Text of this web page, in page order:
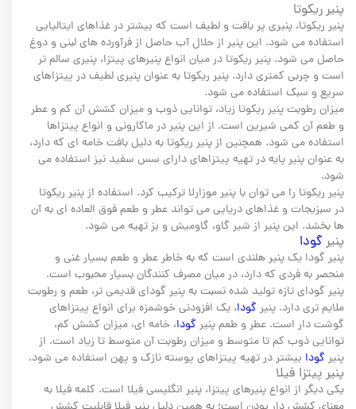
پنیر ریکوتا
پنیر ریکوتا، پنیری پر بافت و لطیف است که بیشتر در غذاهای ایتالیایی
استفاده می شود. این پنیر از حلال آب حاصل از فرآورده های لبنی و دوغ
حاصل می شود. پنیر ریکوتا در میان انواع پنیرهای پیتزا، پنیری سالم تر
است و چربی کمتری دارد. پنیر ریکوتا به عنوان پنیری لطیف در پیتزاهای
سریع و سبک استفاده می شود.
میزان رطوبت پنیر ریکوتا زیاد، توانایی ذوب و میزان کشش آن کم و عطر
و طعم آن کمی شیرین است. از این پنیر در ماکارونی و انواع پیتزاها
استفاده می شود. همچنین از پنیر ریکوتا به دلیل بافت خامه ای که دارد،
به عنوان پنیر پایه در تهیه پیتزاهای دارای سس سفید نیز استفاده می
شود.
پنیر ریکوتا را می توان با پنیر موزارلا ترکیب کرد. استفاده از پنیر ریکوتا
در سبزیجات و غذاهای دریایی می تواند عطر و طعم فوق العاده ای به آن
ها بخشد. این پنیر از شیر گاو، گاومیش و بز تهیه می شود.
پنیر گودا
پنیر گودا یک پنیر هلندی است که به خاطر عطر و طعم بسیار غنی و
منحصر به فردی که دارد، در میان مصرف کنندگان بسیار محبوب است.
پنیر گودای تازه تولید شده نسبت به پنیر گودای قدیمی تر، طعم و رطوبت
ملایم تری دارد. پنیر گودا، یک افزودنی خوشمزه برای انواع پیتزاهای
گوشت دار است. عطر و طعم پنیر گودا، خامه ای، میزان کشش کم،
توانایی ذوب کم تا متوسط و میزان رطوبت آن متوسط تا زیاد است. از
پنیر گودا بیشتر در تهیه پیتزاهای پوسته نازک و پهن استفاده می شود.
پنیر پیتزا فیلا
یکی دیگر از انواع پنیرهای پیتزا، پنیر انگلیسی فیلا است. کلمه فیلا به